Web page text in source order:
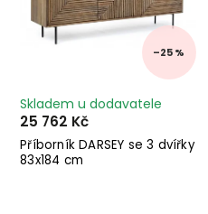
–25 %
Příborník DARSEY se 3 dvířky
83x184 cm
Skladem u dodavatele
25 762 Kč